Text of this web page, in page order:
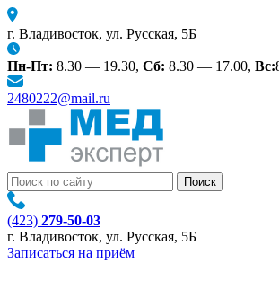
г. Владивосток, ул. Русская, 5Б
Пн-Пт: 8.30 — 19.30, Сб: 8.30 — 17.00, Вс:
2480222@mail.ru
(423) 279-50-03
г. Владивосток, ул. Русская, 5Б
Записаться на приём